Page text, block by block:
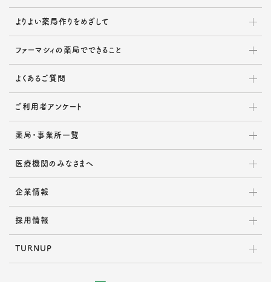
よりよい薬局作りをめざして
ファーマシィの薬局でできること
よくあるご質問
ご利用者アンケート
薬局・事業所一覧
医療機関のみなさまへ
企業情報
採用情報
TURNUP